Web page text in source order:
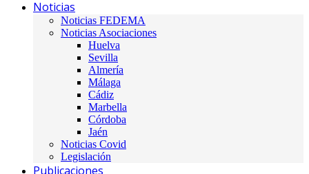
Noticias
Noticias FEDEMA
Noticias Asociaciones
Huelva
Sevilla
Almería
Málaga
Cádiz
Marbella
Córdoba
Jaén
Noticias Covid
Legislación
Publicaciones